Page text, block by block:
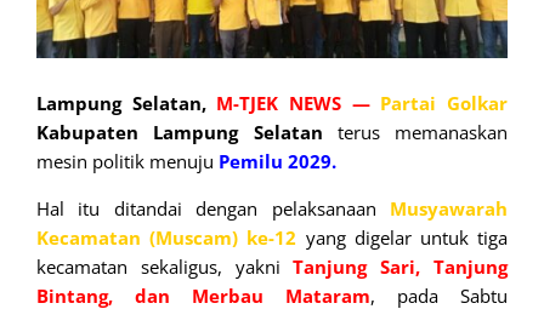
Lampung Selatan,M-TJEK NEWS — Partai Golkar
Kabupaten Lampung Selatan terus memanaskan
mesin politik menuju Pemilu 2029.
Hal itu ditandai dengan pelaksanaan Musyawarah
Kecamatan (Muscam) ke-12 yang digelar untuk tiga
kecamatan sekaligus, yakniTanjung Sari, Tanjung
Bintang, dan Merbau Mataram, pada Sabtu